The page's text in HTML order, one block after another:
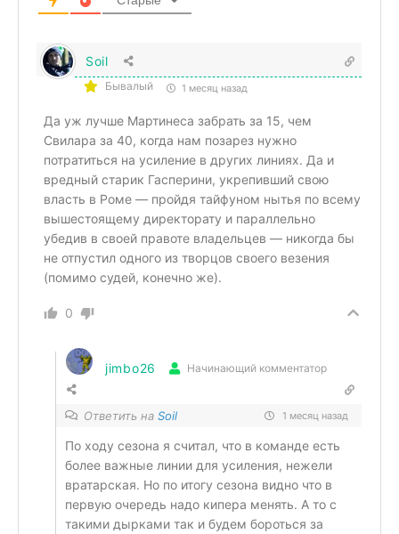
Soil
Бывалый 1 месяц назад
Да уж лучше Мартинеса забрать за 15, чем
Свилара за 40, когда нам позарез нужно
потратиться на усиление в других линиях. Да и
вредный старик Гасперини, укрепивший свою
власть в Роме — пройдя тайфуном нытья по всему
вышестоящему директорату и параллельно
убедив в своей правоте владельцев — никогда бы
не отпустил одного из творцов своего везения
(помимо судей, конечно же).
0
jimbo26 Начинающий комментатор
Ответить на Soil 1 месяц назад
По ходу сезона я считал, что в команде есть
более важные линии для усиления, нежели
вратарская. Но по итогу сезона видно что в
первую очередь надо кипера менять. А то с
такими дырками так и будем бороться за